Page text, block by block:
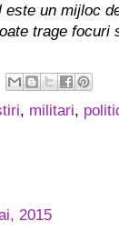
este un mijloc
trage focuri
, militari,
2015